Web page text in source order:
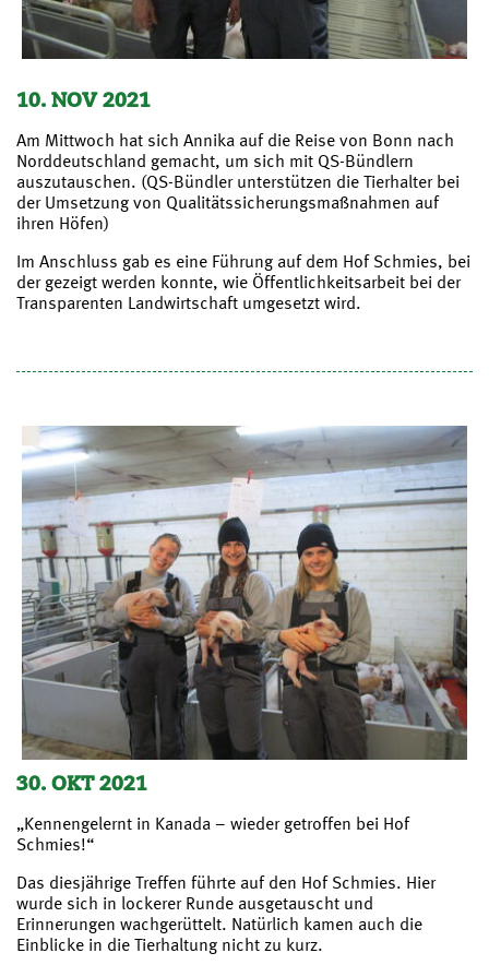
10. NOV 2021
Am Mittwoch hat sich Annika auf die Reise von Bonn nach
Norddeutschland gemacht, um sich mit QS-Bündlern
auszutauschen. (QS-Bündler unterstützen die Tierhalter bei
der Umsetzung von Qualitätssicherungsmaßnahmen auf
ihren Höfen)
Im Anschluss gab es eine Führung auf dem Hof Schmies, bei
der gezeigt werden konnte, wie Öffentlichkeitsarbeit bei der
Transparenten Landwirtschaft umgesetzt wird.
30. OKT 2021
„Kennengelernt in Kanada – wieder getroffen bei Hof
Schmies!“
Das diesjährige Treffen führte auf den Hof Schmies. Hier
wurde sich in lockerer Runde ausgetauscht und
Erinnerungen wachgerüttelt. Natürlich kamen auch die
Einblicke in die Tierhaltung nicht zu kurz.